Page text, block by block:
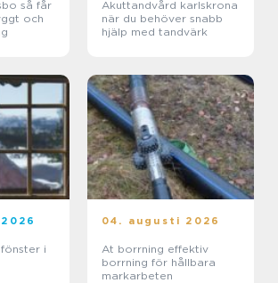
får
och
Akuttandvård karlskrona
när du behöver snabb
hjälp med tandvärk
i
04. augusti 2026
At borrning effektiv
borrning för hållbara
markarbeten